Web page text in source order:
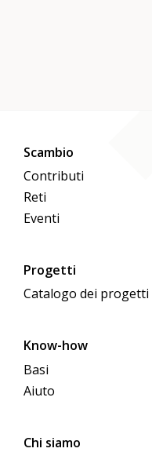
Scambio
Contributi
Reti
Eventi
Progetti
Catalogo dei progetti
Know-how
Basi
Aiuto
Chi siamo